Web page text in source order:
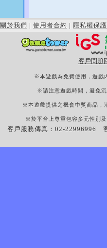
關於我們 | 使用者合約 | 隱私權保護
客戶問題
※本遊戲為免費使用，遊戲
※請注意遊戲時間，避免
※本遊戲提供之機會中獎商品，
※於平台上尊重包容多元性別
客戶服務傳真：02-22996996